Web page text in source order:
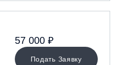
Подать Заявку
57 000 ₽